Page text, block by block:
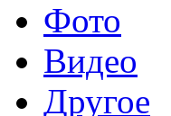
Фото
Видео
Другое